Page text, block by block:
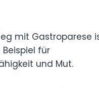
mit Gastroparese
für
und Mut.